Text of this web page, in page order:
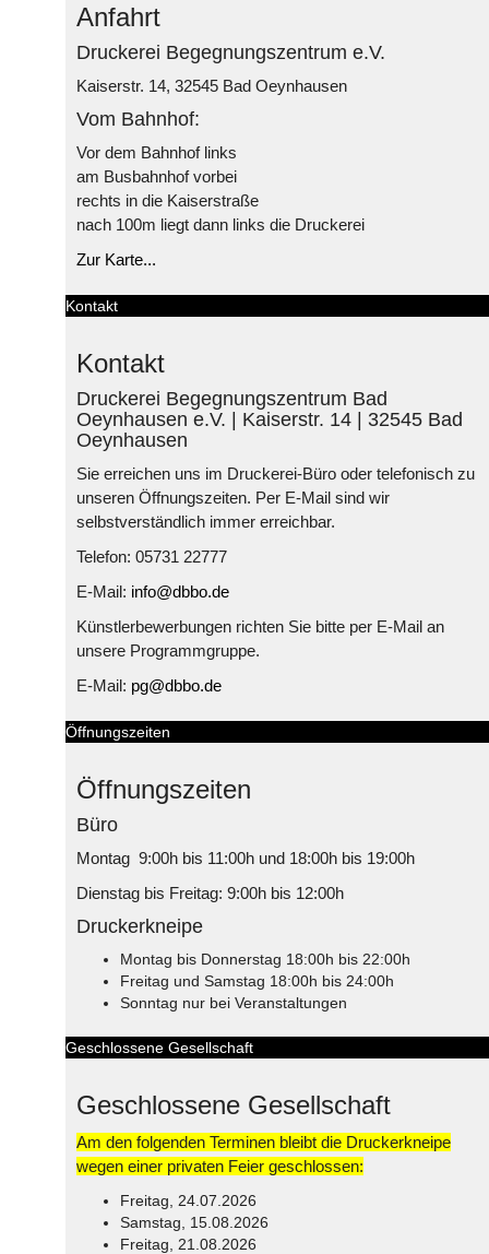
Anfahrt
Druckerei Begegnungszentrum e.V.
Kaiserstr. 14, 32545 Bad Oeynhausen
Vom Bahnhof:
Vor dem Bahnhof links
am Busbahnhof vorbei
rechts in die Kaiserstraße
nach 100m liegt dann links die Druckerei
Zur Karte...
Kontakt
Kontakt
Druckerei Begegnungszentrum Bad
Oeynhausen e.V. | Kaiserstr. 14 | 32545 Bad
Oeynhausen
Sie erreichen uns im Druckerei-Büro oder telefonisch zu
unseren Öffnungszeiten. Per E-Mail sind wir
selbstverständlich immer erreichbar.
Telefon: 05731 22777
E-Mail: info@dbbo.de
Künstlerbewerbungen richten Sie bitte per E-Mail an
unsere Programmgruppe.
E-Mail: pg@dbbo.de
Öffnungszeiten
Öffnungszeiten
Büro
Montag 9:00h bis 11:00h und 18:00h bis 19:00h
Dienstag bis Freitag: 9:00h bis 12:00h
Druckerkneipe
Montag bis Donnerstag 18:00h bis 22:00h
Freitag und Samstag 18:00h bis 24:00h
Sonntag nur bei Veranstaltungen
Geschlossene Gesellschaft
Geschlossene Gesellschaft
Am den folgenden Terminen bleibt die Druckerkneipe
wegen einer privaten Feier geschlossen:
Freitag, 24.07.2026
Samstag, 15.08.2026
Freitag, 21.08.2026